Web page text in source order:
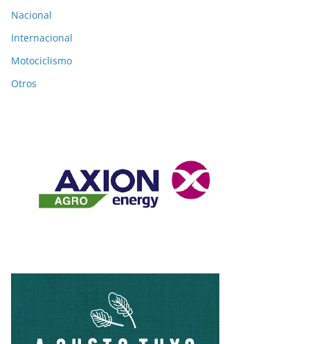
Nacional
Internacional
Motociclismo
Otros